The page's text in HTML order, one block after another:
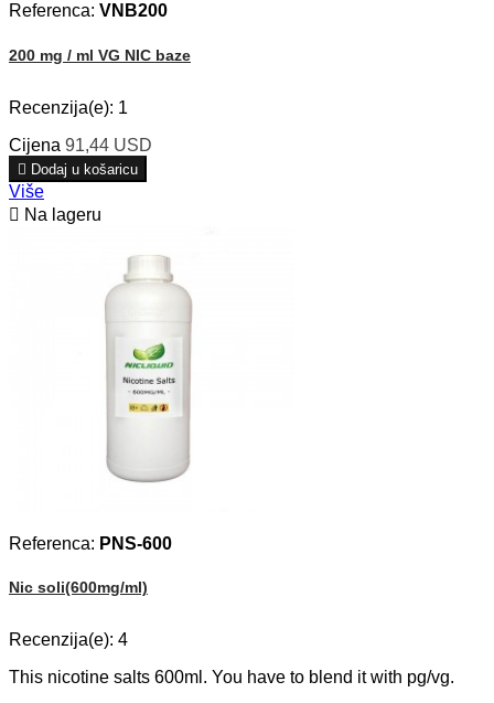
Referenca: VNB200
200 mg / ml VG NIC baze
Recenzija(e): 1
Cijena 91,44 USD
 Dodaj u košaricu
Više
 Na lageru
Referenca: PNS-600
Nic soli(600mg/ml)
Recenzija(e): 4
This nicotine salts 600ml. You have to blend it with pg/vg.